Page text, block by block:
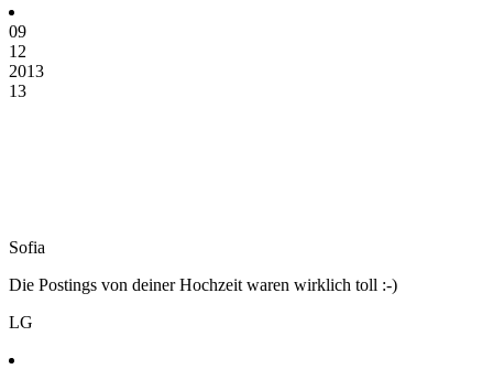
09
12
2013
13
Sofia
Die Postings von deiner Hochzeit waren wirklich toll :-)
LG